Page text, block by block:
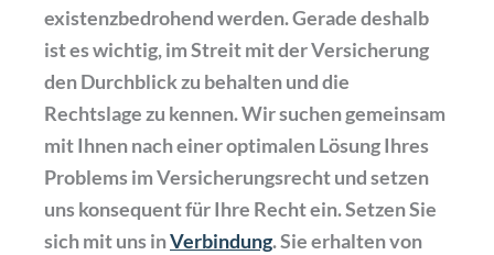
existenzbedrohend werden. Gerade deshalb
ist es wichtig, im Streit mit der Versicherung
den Durchblick zu behalten und die
Rechtslage zu kennen. Wir suchen gemeinsam
mit Ihnen nach einer optimalen Lösung Ihres
Problems im Versicherungsrecht und setzen
uns konsequent für Ihre Recht ein. Setzen Sie
sich mit uns inVerbindung. Sie erhalten von